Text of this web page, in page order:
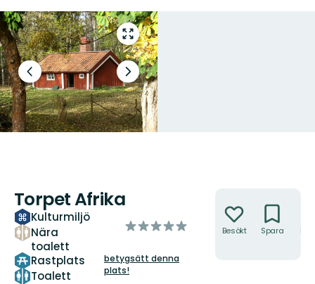
Gå
till
helskärmsläge
Föregående
bild
Nästa
bildspel
Torpet Afrika
Kulturmiljö
Nära
toalett
Rastplats
Toalett
av
stjärnor
betygsätt denna
plats!
Besökt Spara